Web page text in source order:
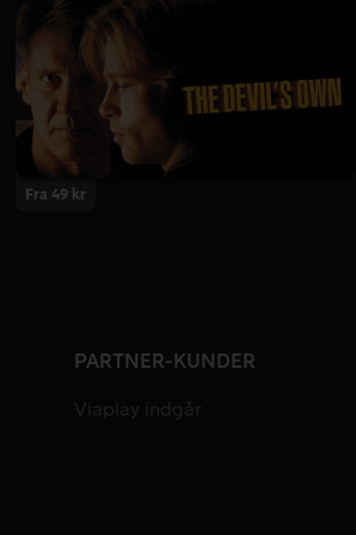
Fra 49 kr
PARTNER-KUNDER
Viaplay indgår